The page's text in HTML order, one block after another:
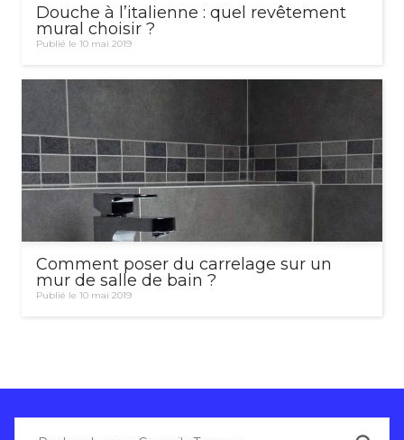
Douche à l’italienne : quel revêtement
mural choisir ?
Publié le 10 mai 2019
Comment poser du carrelage sur un
mur de salle de bain ?
Publié le 10 mai 2019